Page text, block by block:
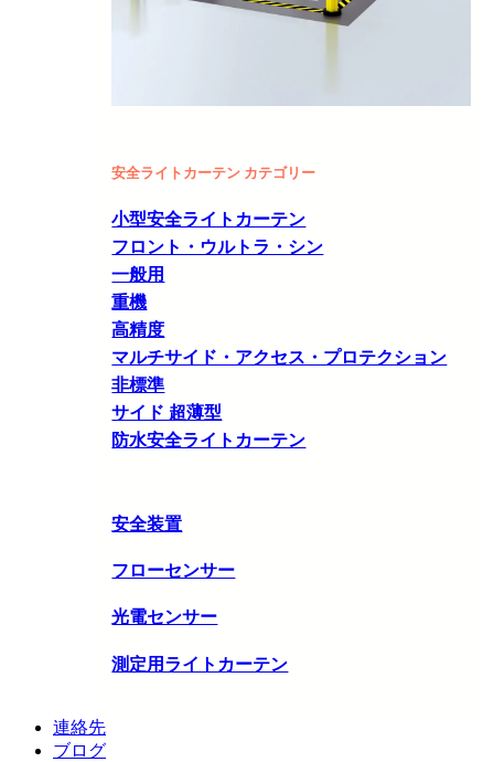
安全ライトカーテン カテゴリー
小型安全ライトカーテン
フロント・ウルトラ・シン
一般用
重機
高精度
マルチサイド・アクセス・プロテクション
非標準
サイド 超薄型
防水安全ライトカーテン
安全装置
フローセンサー
光電センサー
測定用ライトカーテン
連絡先
ブログ